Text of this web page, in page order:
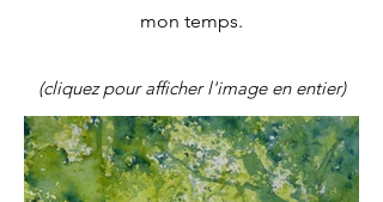
mon temps.
(cliquezpour afficher l'image en entier)